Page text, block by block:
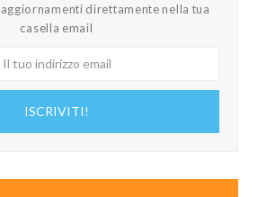
direttamente nella tua
casella email
ISCRIVITI!